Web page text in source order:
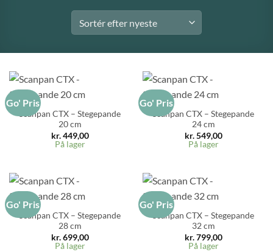
Go' Pris
Scanpan CTX – Stegepande
20 cm
kr.449,00
På lager
Go' Pris
Scanpan CTX – Stegepande
24 cm
kr.549,00
På lager
Go' Pris
Scanpan CTX – Stegepande
28 cm
kr.699,00
På lager
Go' Pris
Scanpan CTX – Stegepande
32 cm
kr.799,00
På lager